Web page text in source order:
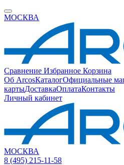
МОСКВА
Сравнение Избранное Корзина
Об ArcosКаталогОфициальные
картыДоставкаОплатаКонтакты
Личный кабинет
МОСКВА
8 (495) 215-11-58